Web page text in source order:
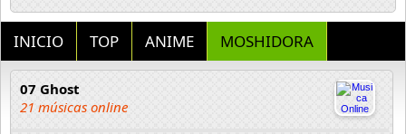
INICIO TOP ANIME MOSHIDORA
07 Ghost
21 músicas online